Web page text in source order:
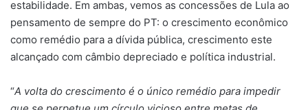
estabilidade. Em ambas, vemos as concessões de Lula ao
pensamento de sempre do PT: o crescimento econômico
como remédio para a dívida pública, crescimento este
alcançado com câmbio depreciado e política industrial.
“A volta do crescimento é o único remédio para impedir